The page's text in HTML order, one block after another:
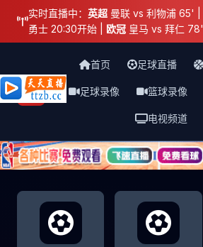
实时直播中： 英超 曼联 vs 利物浦 65' |
勇士 20:30开始 | 欧冠 皇马 vs 拜仁 78'
天天直播网
首页 足球直播
足球录像 篮球录像
电视频道